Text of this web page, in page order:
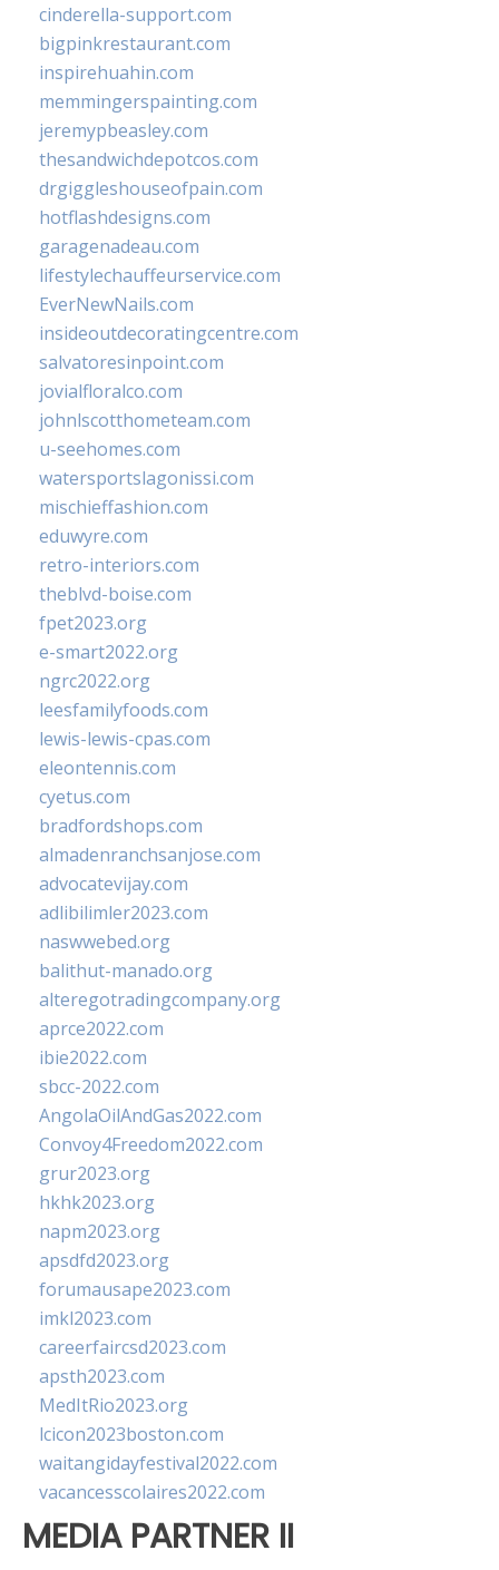
cinderella-support.com
bigpinkrestaurant.com
inspirehuahin.com
memmingerspainting.com
jeremypbeasley.com
thesandwichdepotcos.com
drgiggleshouseofpain.com
hotflashdesigns.com
garagenadeau.com
lifestylechauffeurservice.com
EverNewNails.com
insideoutdecoratingcentre.com
salvatoresinpoint.com
jovialfloralco.com
johnlscotthometeam.com
u-seehomes.com
watersportslagonissi.com
mischieffashion.com
eduwyre.com
retro-interiors.com
theblvd-boise.com
fpet2023.org
e-smart2022.org
ngrc2022.org
leesfamilyfoods.com
lewis-lewis-cpas.com
eleontennis.com
cyetus.com
bradfordshops.com
almadenranchsanjose.com
advocatevijay.com
adlibilimler2023.com
naswwebed.org
balithut-manado.org
alteregotradingcompany.org
aprce2022.com
ibie2022.com
sbcc-2022.com
AngolaOilAndGas2022.com
Convoy4Freedom2022.com
grur2023.org
hkhk2023.org
napm2023.org
apsdfd2023.org
forumausape2023.com
imkl2023.com
careerfaircsd2023.com
apsth2023.com
MedItRio2023.org
lcicon2023boston.com
waitangidayfestival2022.com
vacancesscolaires2022.com
MEDIA PARTNER II